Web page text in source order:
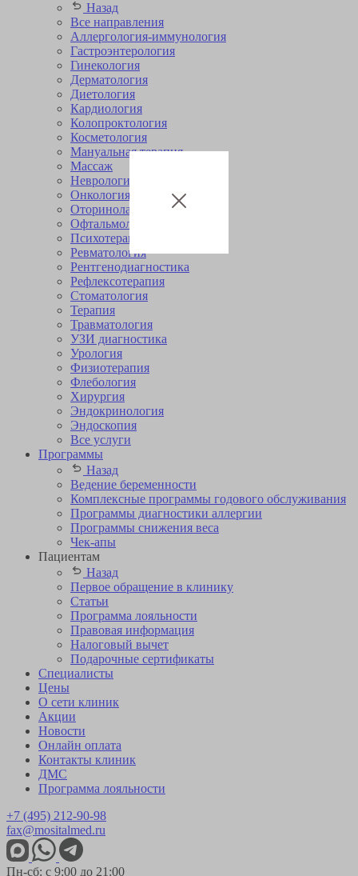
Назад
Все направления
Аллергология-иммунология
Гастроэнтерология
Гинекология
Дерматология
Диетология
Кардиология
Коло­проктология
Косметология
Мануальная терапия
Массаж
Неврология
Онкология
Оторино­ларингология
Офтальмология
Психотерапия
Ревматология
Рентгенодиагностика
Рефлексотерапия
Стоматология
Терапия
Травматология
УЗИ диагностика
Урология
Физиотерапия
Флебология
Хирургия
Эндокринология
Эндоскопия
Все услуги
Программы
Назад
Ведение беременности
Комплексные программы годового обслуживания
Программы диагностики аллергии
Программы снижения веса
Чек-апы
Пациентам
Назад
Первое обращение в клинику
Статьи
Программа лояльности
Правовая информация
Налоговый вычет
Подарочные сертификаты
Специалисты
Цены
О сети клиник
Акции
Новости
Онлайн оплата
Контакты клиник
ДМС
Программа лояльности
+7 (495) 212-90-98
fax@mositalmed.ru
Пн-сб: с 9:00 до 21:00